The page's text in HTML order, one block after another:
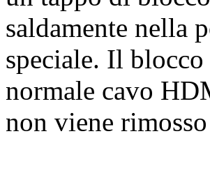
saldamente nella
speciale. Il
normale cavo
non viene